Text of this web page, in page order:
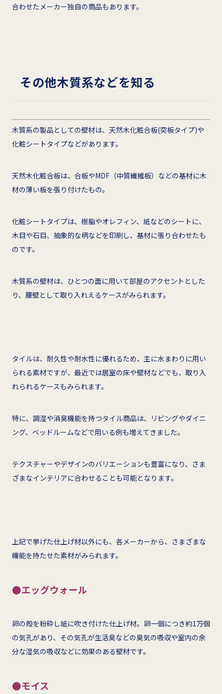
合わせたメーカー独自の商品もあります。
その他木質系などを知る
木質系の製品としての壁材は、天然木化粧合板(突板タイプ)や
化粧シートタイプなどがあります。
天然木化粧合板は、合板やMDF（中質繊維板）などの基材に木
材の薄い板を張り付けたもの。
化粧シートタイプは、樹脂やオレフィン、紙などのシートに、
木目や石目、抽象的な柄などを印刷し、基材に張り合わせたも
のです。
木質系の壁材は、ひとつの面に用いて部屋のアクセントとした
り、腰壁として取り入れえるケースがみられます。
タイルは、耐久性や耐水性に優れるため、主に水まわりに用い
られる素材ですが、最近では居室の床や壁材などでも、取り入
れられるケースもみられます。
特に、調湿や消臭機能を持つタイル商品は、リビングやダイニ
ング、ベッドルームなどで用いる例も増えてきました。
テクスチャーやデザインのバリエーションも豊富になり、さま
ざまなインテリアに合わせることも可能となります。
上記で挙げた仕上げ材以外にも、各メーカーから、さまざまな
機能を持たせた素材がみられます。
●エッグウォール
卵の殻を粉砕し紙に吹き付けた仕上げ材。卵一個につき約1万個
の気孔があり、その気孔が生活臭などの臭気の吸収や室内の余
分な湿気の吸収などに効果のある壁材です。
●モイス